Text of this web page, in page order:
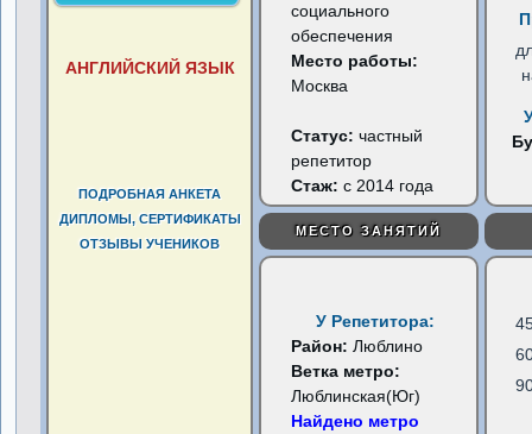
АНГЛИЙСКИЙ ЯЗЫК
ПОДРОБНАЯ АНКЕТА
ДИПЛОМЫ, СЕРТИФИКАТЫ
ОТЗЫВЫ УЧЕНИКОВ
социального
обеспечения
Место работы:
Москва
Статус:частный
репетитор
Стаж: с 2014 года
МЕСТО ЗАНЯТИЙ
У Репетитора:
Район:Люблино
Ветка метро:
Люблинская(Юг)
Найдено метро